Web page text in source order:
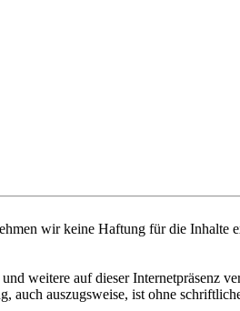
wir keine Haftung für die Inhalte
weitere auf dieser Internetpräsenz
auch auszugsweise, ist ohne